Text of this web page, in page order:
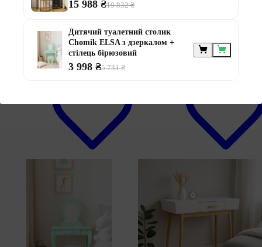
-31%
15 988 ₴19 832 ₴
Дитячий туалетний столик
Chomik ELSA з дзеркалом +
стілець бірюзовий
3 998 ₴5 731 ₴